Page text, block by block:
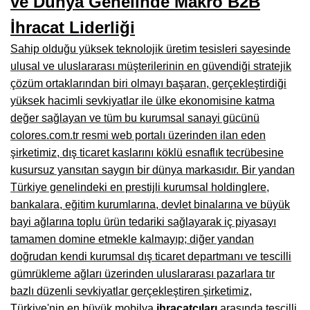
Kars Mobilya İmalatçıları, Mağazaları, Mobilyacılar
Kırşehir Mobilya İmalatçıları, Firmaları, Mobilyacılar
Kütahya Mobilya İmalatçıları, Mağazaları, Mobilyacılar
Malatya Mobilyacılar, Mağazaları, İmalatçıları, Fabrikaları
Sinop Mobilya İmalatçıları, Mağazaları, Mobilyacılar
Tekirdağ Mobilyacılar, Mobilya İmalatçıları, Mağazaları
Muş Mobilya İmalatçıları, Mağazaları, Mobilyacılar
Nevşehir Mobilyacılar, Mobilya İmalatçıları, Mağazaları
Ordu Mobilya Mağazaları, İmalatçıları, Mobilyacılar
Rize Mobilyacılar, Mobilya İmalatçıları, Mağazaları
Sivas Mobilya Fabrikaları, Üreticileri, Mağazaları
Tokat Mobilyacılar, Mobilya Mağazaları, İmalatçıları
İhracat Liderliği
Sahip olduğu yüksek teknolojik üretim tesisleri sayesinde
ulusal ve uluslararası müşterilerinin en güvendiği stratejik
çözüm ortaklarından biri olmayı başaran, gerçekleştirdiği
yüksek hacimli sevkiyatlar ile ülke ekonomisine katma
değer sağlayan ve tüm bu kurumsal sanayi gücünü
colores.com.tr resmi web portalı üzerinden ilan eden
şirketimiz, dış ticaret kaslarını köklü esnaflık tecrübesine
kusursuz yansıtan saygın bir dünya markasıdır. Bir yandan
Türkiye genelindeki en prestijli kurumsal holdinglere,
bankalara, eğitim kurumlarına, devlet binalarına ve büyük
bayi ağlarına toplu ürün tedariki sağlayarak iç piyasayı
tamamen domine etmekle kalmayıp; diğer yandan
doğrudan kendi kurumsal dış ticaret departmanı ve tescilli
gümrükleme ağları üzerinden uluslararası pazarlara tır
bazlı düzenli sevkiyatlar gerçekleştiren şirketimiz,